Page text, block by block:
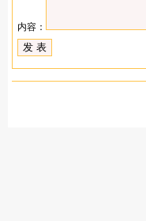
内容：